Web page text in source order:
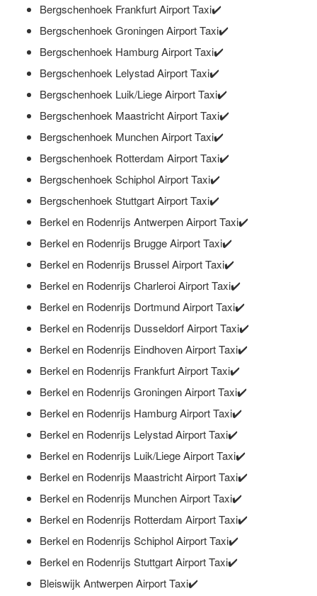
Bergschenhoek Frankfurt Airport Taxi✔️
Bergschenhoek Groningen Airport Taxi✔️
Bergschenhoek Hamburg Airport Taxi✔️
Bergschenhoek Lelystad Airport Taxi✔️
Bergschenhoek Luik/Liege Airport Taxi✔️
Bergschenhoek Maastricht Airport Taxi✔️
Bergschenhoek Munchen Airport Taxi✔️
Bergschenhoek Rotterdam Airport Taxi✔️
Bergschenhoek Schiphol Airport Taxi✔️
Bergschenhoek Stuttgart Airport Taxi✔️
Berkel en Rodenrijs Antwerpen Airport Taxi✔️
Berkel en Rodenrijs Brugge Airport Taxi✔️
Berkel en Rodenrijs Brussel Airport Taxi✔️
Berkel en Rodenrijs Charleroi Airport Taxi✔️
Berkel en Rodenrijs Dortmund Airport Taxi✔️
Berkel en Rodenrijs Dusseldorf Airport Taxi✔️
Berkel en Rodenrijs Eindhoven Airport Taxi✔️
Berkel en Rodenrijs Frankfurt Airport Taxi✔️
Berkel en Rodenrijs Groningen Airport Taxi✔️
Berkel en Rodenrijs Hamburg Airport Taxi✔️
Berkel en Rodenrijs Lelystad Airport Taxi✔️
Berkel en Rodenrijs Luik/Liege Airport Taxi✔️
Berkel en Rodenrijs Maastricht Airport Taxi✔️
Berkel en Rodenrijs Munchen Airport Taxi✔️
Berkel en Rodenrijs Rotterdam Airport Taxi✔️
Berkel en Rodenrijs Schiphol Airport Taxi✔️
Berkel en Rodenrijs Stuttgart Airport Taxi✔️
Bleiswijk Antwerpen Airport Taxi✔️